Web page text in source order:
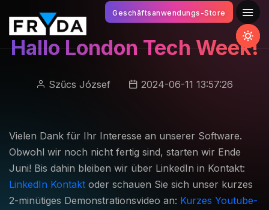
Geschäftsanwendungs-Store
Hallo London Tech Week!
Szűcs József 2024-06-11 13:57:26
Vielen Dank für Ihr Interesse an unserer Software.
Obwohl wir noch nicht fertig sind, starten wir Ende
Juni! Bis dahin bleiben wir über LinkedIn in Kontakt:
LinkedIn Kontakt oder schauen Sie sich unser kurzes
2-minütiges Demonstrationsvideo an: Kurzes Youtube-